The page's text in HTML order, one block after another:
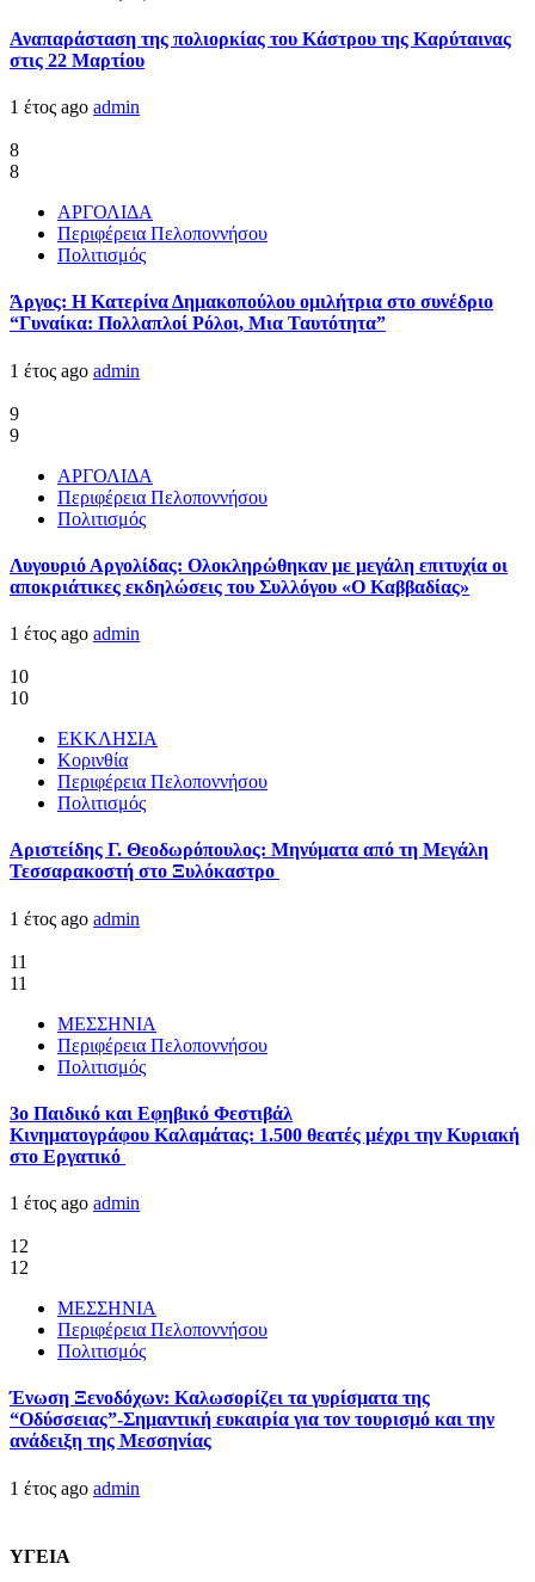
Αναπαράσταση της πολιορκίας του Κάστρου της Καρύταινας
στις 22 Μαρτίου
1 έτος ago admin
8
8
ΑΡΓΟΛΙΔΑ
Περιφέρεια Πελοποννήσου
Πολιτισμός
Άργος: Η Κατερίνα Δημακοπούλου ομιλήτρια στο συνέδριο
“Γυναίκα: Πολλαπλοί Ρόλοι, Μια Ταυτότητα”
1 έτος ago admin
9
9
ΑΡΓΟΛΙΔΑ
Περιφέρεια Πελοποννήσου
Πολιτισμός
Λυγουριό Αργολίδας: Ολοκληρώθηκαν με μεγάλη επιτυχία οι
αποκριάτικες εκδηλώσεις του Συλλόγου «Ο Καββαδίας»
1 έτος ago admin
10
10
ΕΚΚΛΗΣΙΑ
Κορινθία
Περιφέρεια Πελοποννήσου
Πολιτισμός
Αριστείδης Γ. Θεοδωρόπουλος: Μηνύματα από τη Μεγάλη
Τεσσαρακοστή στο Ξυλόκαστρο
1 έτος ago admin
11
11
ΜΕΣΣΗΝΙΑ
Περιφέρεια Πελοποννήσου
Πολιτισμός
3ο Παιδικό και Εφηβικό Φεστιβάλ
Κινηματογράφου Καλαμάτας: 1.500 θεατές μέχρι την Κυριακή
στο Εργατικό
1 έτος ago admin
12
12
ΜΕΣΣΗΝΙΑ
Περιφέρεια Πελοποννήσου
Πολιτισμός
Ένωση Ξενοδόχων: Καλωσορίζει τα γυρίσματα της
“Οδύσσειας”-Σημαντική ευκαιρία για τον τουρισμό και την
ανάδειξη της Μεσσηνίας
1 έτος ago admin
ΥΓΕΙΑ